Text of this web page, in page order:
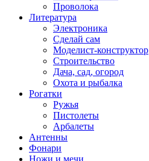
Проволока
Литература
Электроника
Сделай сам
Моделист-конструктор
Строительство
Дача, сад, огород
Охота и рыбалка
Рогатки
Ружья
Пистолеты
Арбалеты
Антенны
Фонари
Ножи и мечи